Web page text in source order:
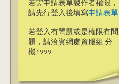
若需申請表單製作者權限，
請先行登入後填寫申請表單
若登入有問題或是權限有問
題，請洽資網處資服組 分
機1999